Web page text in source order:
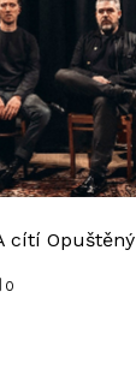
cítí Opuštěný
0